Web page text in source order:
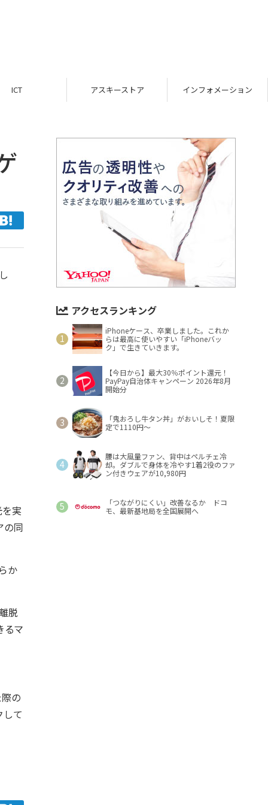
ICT アスキーストア インフォメーション
実
の同
か
脱
るマ
の
て
アクセスランキング
iPhoneケース、卒業しました。これか
らは最高に使いやすい「iPhoneバッ
ク」で生きていきます。
【今日から】最大30％ポイント還元！
PayPay自治体キャンペーン 2026年8月
開始分
「鬼おろし牛タン丼」がおいしそ！夏限
定で1110円～
腰は大風量ファン、背中はペルチェ冷
却。ダブルで身体を冷やす1着2役のファ
ン付きウェアが10,980円
「つながりにくい」改善なるか ドコ
モ、最新基地局を全国展開へ